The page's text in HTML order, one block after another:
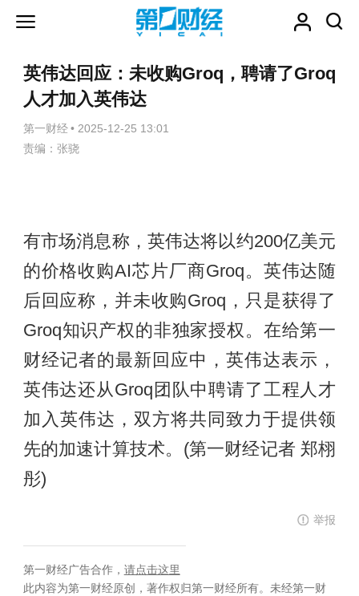
英伟达回应：未收购Groq，聘请了Groq
人才加入英伟达
第一财经 • 2025-12-25 13:01
责编：张骁
有市场消息称，英伟达将以约200亿美元
的价格收购AI芯片厂商Groq。英伟达随
后回应称，并未收购Groq，只是获得了
Groq知识产权的非独家授权。在给第一
财经记者的最新回应中，英伟达表示，
英伟达还从Groq团队中聘请了工程人才
加入英伟达，双方将共同致力于提供领
先的加速计算技术。(第一财经记者 郑栩
彤)
举报
第一财经广告合作， 请点击这里
此内容为第一财经原创，著作权归第一财经所有。未经第一财